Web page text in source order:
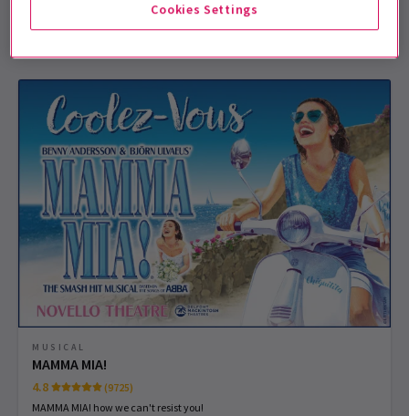
Lucca Chadwick-Patel has starred in
MUSICAL
MAMMA MIA!
4.8
(9725)
MAMMA MIA! how we can't resist you!
Cookies Settings